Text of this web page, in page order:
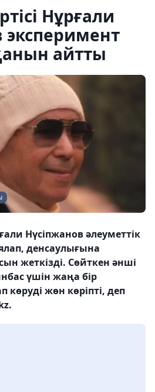
Нұрғали
эксперимент
айтты
Нүсіпжанов әлеуметтік
денсаулығына
жеткізді. Сөйткен әнші
үшін жаңа бір
көруді жөн көріпті, деп